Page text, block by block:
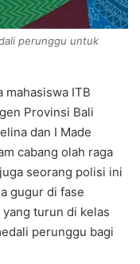
perunggu untuk
mahasiswa ITB
Provinsi Bali
dan I Made
cabang olah raga
seorang polisi ini
gugur di fase
turun di kelas
perunggu bagi